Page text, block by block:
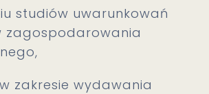
studiów uwarunkowań
zagospodarowania
zakresie wydawania